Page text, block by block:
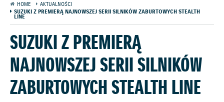
HOME
AKTUALNOŚCI
SUZUKI Z PREMIERĄ NAJNOWSZEJ SERII SILNIKÓW ZABURTOWYCH STEALTH
LINE
SUZUKI Z PREMIERĄ
NAJNOWSZEJ SERII SILNIKÓW
ZABURTOWYCH STEALTH LINE